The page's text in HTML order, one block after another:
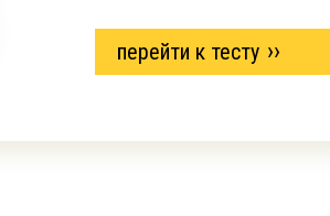
перейти к тесту